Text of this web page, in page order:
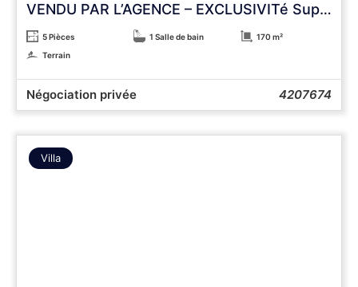
VENDU PAR L’AGENCE – EXCLUSIVITé Superbe villa rénovée Mougins proche Mougins School
5 Pièces 1 Salle de bain
170 m²
Terrain
Négociation privée 4207674
Villa